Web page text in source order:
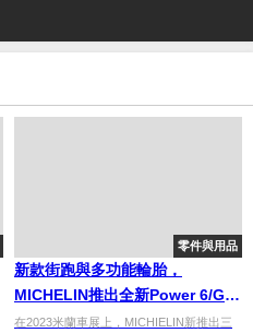
零件與用品
新款街跑與多功能輪胎，
MICHELIN推出全新Power 6/GP
2與Anakee Road輪胎
在2023米蘭車展上，MICHIELIN新推出三